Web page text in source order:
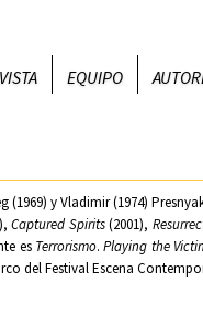
EQUIPO
(1969) y Vladimir (1974)
Captured Spirits(2001),
es Terrorismo.Playing the
del Festival Escena